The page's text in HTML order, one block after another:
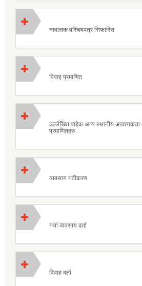
नावालक परिचयपत्र सिफारिस
विवाह प्रमाणित
उल्लेखित बाहेक अन्य स्थानीय आवश्यकता
प्रमाणितहरु
व्यवसाय नवीकरण
नयां व्यवसाय दर्ता
विवाह दर्ता